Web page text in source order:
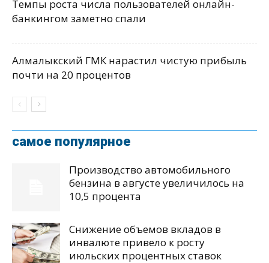
Темпы роста числа пользователей онлайн-
банкингом заметно спали
Алмалыкский ГМК нарастил чистую прибыль
почти на 20 процентов
самое популярное
Производство автомобильного
бензина в августе увеличилось на
10,5 процента
Снижение объемов вкладов в
инвалюте привело к росту
июльских процентных ставок